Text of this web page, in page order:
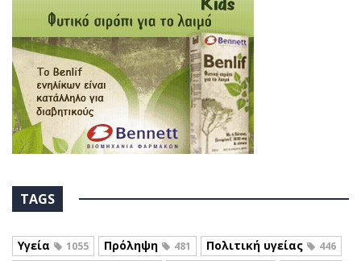
TAGS
Υγεία 1055 Πρόληψη 481 Πολιτική υγείας 446